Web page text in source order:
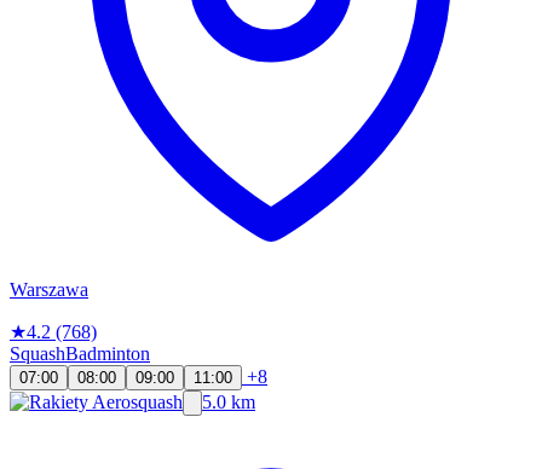
Warszawa
★4.2 (768)
SquashBadminton
07:00 08:00 09:00 11:00
+8
5.0 km